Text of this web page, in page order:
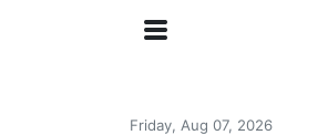
Friday, Aug 07, 2026